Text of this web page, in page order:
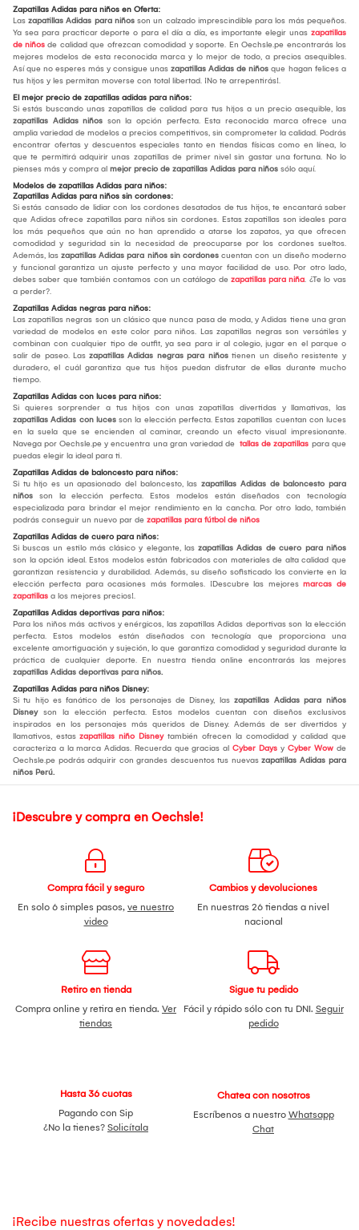
Zapatillas Adidas para niños en Oferta:
Las zapatillas Adidas para niños son un calzado imprescindible para los más pequeños.
Ya sea para practicar deporte o para el día a día, es importante elegir unas zapatillas
de niños de calidad que ofrezcan comodidad y soporte. En Oechsle.pe encontrarás los
mejores modelos de esta reconocida marca y lo mejor de todo, a precios asequibles.
Así que no esperes más y consigue unas zapatillas Adidas de niños que hagan felices a
tus hijos y les permitan moverse con total libertad. ¡No te arrepentirás!.
El mejor precio de zapatillas adidas para niños:
Si estás buscando unas zapatillas de calidad para tus hijos a un precio asequible, las
zapatillas Adidas niños son la opción perfecta. Esta reconocida marca ofrece una
amplia variedad de modelos a precios competitivos, sin comprometer la calidad. Podrás
encontrar ofertas y descuentos especiales tanto en tiendas físicas como en línea, lo
que te permitirá adquirir unas zapatillas de primer nivel sin gastar una fortuna. No lo
pienses más y compra al mejor precio de zapatillas Adidas para niños sólo aquí.
Modelos de zapatillas Adidas para niños:
Zapatillas Adidas para niños sin cordones:
Si estás cansado de lidiar con los cordones desatados de tus hijos, te encantará saber
que Adidas ofrece zapatillas para niños sin cordones. Estas zapatillas son ideales para
los más pequeños que aún no han aprendido a atarse los zapatos, ya que ofrecen
comodidad y seguridad sin la necesidad de preocuparse por los cordones sueltos.
Además, las zapatillas Adidas para niños sin cordones cuentan con un diseño moderno
y funcional garantiza un ajuste perfecto y una mayor facilidad de uso. Por otro lado,
debes saber que también contamos con un catálogo de zapatillas para niña. ¿Te lo vas
a perder?.
Zapatillas Adidas negras para niños:
Las zapatillas negras son un clásico que nunca pasa de moda, y Adidas tiene una gran
variedad de modelos en este color para niños. Las zapatillas negras son versátiles y
combinan con cualquier tipo de outfit, ya sea para ir al colegio, jugar en el parque o
salir de paseo. Las zapatillas Adidas negras para niños tienen un diseño resistente y
duradero, el cuál garantiza que tus hijos puedan disfrutar de ellas durante mucho
tiempo.
Zapatillas Adidas con luces para niños:
Si quieres sorprender a tus hijos con unas zapatillas divertidas y llamativas, las
zapatillas Adidas con luces son la elección perfecta. Estas zapatillas cuentan con luces
en la suela que se encienden al caminar, creando un efecto visual impresionante.
Navega por Oechsle.pe y encuentra una gran variedad de tallas de zapatillas para que
puedas elegir la ideal para ti.
Zapatillas Adidas de baloncesto para niños:
Si tu hijo es un apasionado del baloncesto, las zapatillas Adidas de baloncesto para
niños son la elección perfecta. Estos modelos están diseñados con tecnología
especializada para brindar el mejor rendimiento en la cancha. Por otro lado, también
podrás conseguir un nuevo par de zapatillas para fútbol de niños
Zapatillas Adidas de cuero para niños:
Si buscas un estilo más clásico y elegante, las zapatillas Adidas de cuero para niños
son la opción ideal. Estos modelos están fabricados con materiales de alta calidad que
garantizan resistencia y durabilidad. Además, su diseño sofisticado los convierte en la
elección perfecta para ocasiones más formales. ¡Descubre las mejores marcas de
zapatillas a los mejores precios!.
Zapatillas Adidas deportivas para niños:
Para los niños más activos y enérgicos, las zapatillas Adidas deportivas son la elección
perfecta. Estos modelos están diseñados con tecnología que proporciona una
excelente amortiguación y sujeción, lo que garantiza comodidad y seguridad durante la
práctica de cualquier deporte. En nuestra tienda online encontrarás las mejores
zapatillas Adidas deportivas para niños.
Zapatillas Adidas para niños Disney:
Si tu hijo es fanático de los personajes de Disney, las zapatillas Adidas para niños
Disney son la elección perfecta. Estos modelos cuentan con diseños exclusivos
inspirados en los personajes más queridos de Disney. Además de ser divertidos y
llamativos, estas zapatillas niño Disneytambién ofrecen la comodidad y calidad que
caracteriza a la marca Adidas. Recuerda que gracias al Cyber Days y Cyber Wow de
Oechsle.pe podrás adquirir con grandes descuentos tus nuevas zapatillas Adidas para
niños Perú.
¡Descubre y compra en Oechsle!
Compra fácil y seguro
En solo 6 simples pasos, ve nuestro
video
Cambios y devoluciones
En nuestras 26 tiendas a nivel
nacional
Retiro en tienda
Compra online y retira en tienda. Ver
tiendas
Sigue tu pedido
Fácil y rápido sólo con tu DNI. Seguir
pedido
Hasta 36 cuotas
Pagando con Sip
¿No la tienes? Solicítala
Chatea con nosotros
Escríbenos a nuestro Whatsapp
Chat
¡Recibe nuestras ofertas y novedades!